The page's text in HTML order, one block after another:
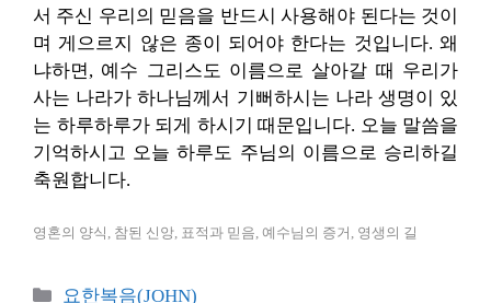
서 주신 우리의 믿음을 반드시 사용해야 된다는 것이
며 게으르지 않은 종이 되어야 한다는 것입니다. 왜
냐하면, 예수 그리스도 이름으로 살아갈 때 우리가
사는 나라가 하나님께서 기뻐하시는 나라 생명이 있
는 하루하루가 되게 하시기 때문입니다. 오늘 말씀을
기억하시고 오늘 하루도 주님의 이름으로 승리하길
축원합니다.
영혼의 양식, 참된 신앙, 표적과 믿음, 예수님의 증거, 영생의 길
카
요한복음(JOHN)